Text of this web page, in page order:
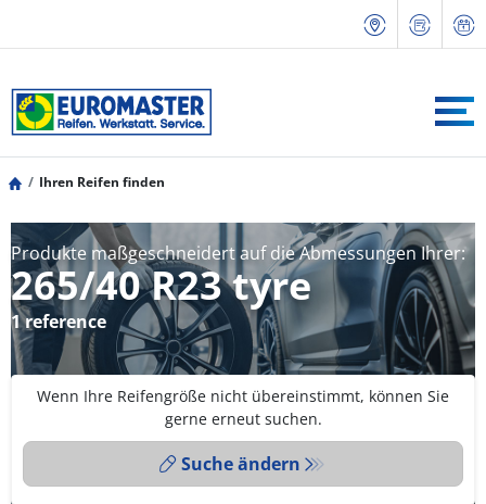
Ihren Reifen finden
Produkte maßgeschneidert auf die Abmessungen Ihrer:
265/40 R23 tyre
1 reference
Wenn Ihre Reifengröße nicht übereinstimmt, können Sie
gerne erneut suchen.
Suche ändern